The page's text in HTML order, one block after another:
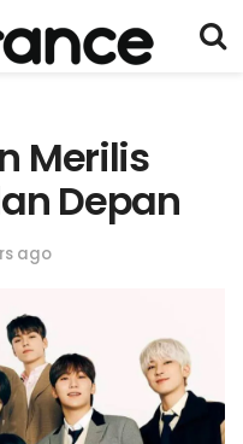
Merilis
Depan
ago